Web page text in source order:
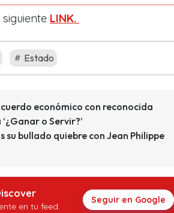
LINK.
Estado
económico con reconocida
o Servir?’
bullado quiebre con Jean Philippe
en tu feed.
Seguir en Google